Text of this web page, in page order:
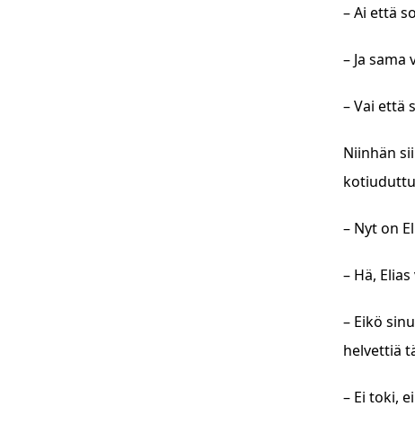
– Ai että
– Ja
– Vai että
Niinhän
– Nyt on
– Hä,
– Eikö
helvettiä
– Ei toki,